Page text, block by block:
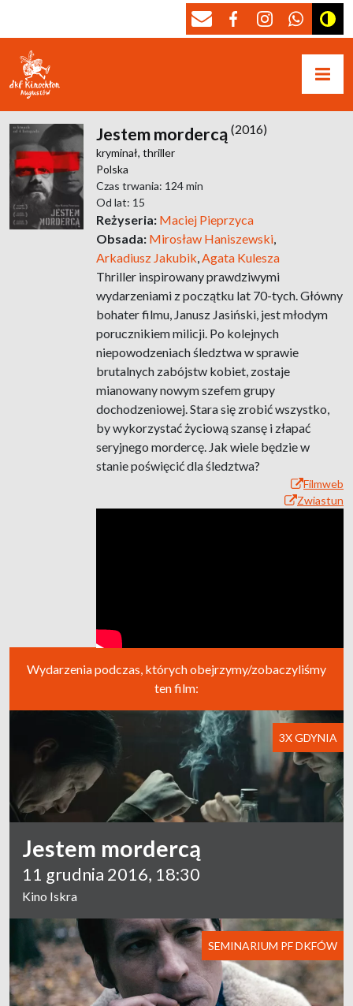
Jestem mordercą (2016)
kryminał, thriller
Polska
Czas trwania: 124 min
Od lat: 15
Reżyseria: Maciej Pieprzyca
Obsada: Mirosław Haniszewski
Arkadiusz Jakubik Agata Kulesza
Thriller inspirowany prawdziwymi
wydarzeniami z początku lat 70-tych. Główny
bohater filmu, Janusz Jasiński, jest młodym
porucznikiem milicji. Po kolejnych
niepowodzeniach śledztwa w sprawie
brutalnych zabójstw kobiet, zostaje
mianowany nowym szefem grupy
dochodzeniowej. Stara się zrobić wszystko,
by wykorzystać życiową szansę i złapać
seryjnego mordercę. Jak wiele będzie w
stanie poświęcić dla śledztwa?
Filmweb
Zwiastun
Wydarzenia podczas, których obejrzymy/zobaczyliśmy
ten film:
Jestem mordercą
11 grudnia 2016, 18:30
Kino Iskra
3X GDYNIA
SEMINARIUM PF DKFÓW